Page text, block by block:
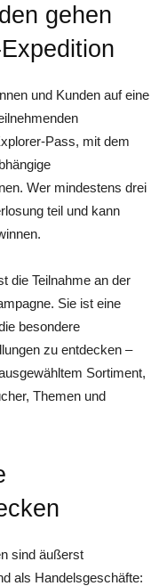
gehen
und Kunden auf eine
Pass, mit dem
Wer mindestens drei
teil und kann
die Teilnahme an der
Sie ist eine
besondere
zu entdecken –
Sortiment,
Themen und
sind äußerst
als Handelsgeschäfte: